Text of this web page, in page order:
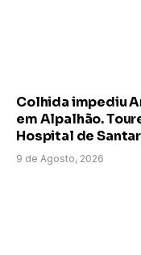
Colhida impediu
em Alpalhão.
Hospital de
9 de Agosto, 2026